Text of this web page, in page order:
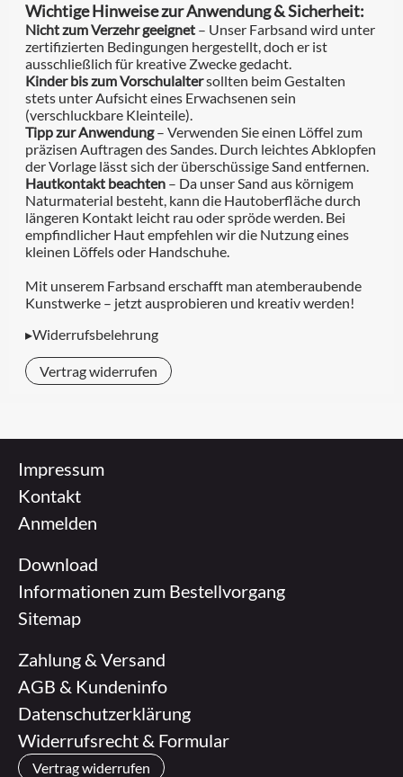
Wichtige Hinweise zur Anwendung & Sicherheit:
Nicht zum Verzehr geeignet – Unser Farbsand wird unter
zertifizierten Bedingungen hergestellt, doch er ist
ausschließlich für kreative Zwecke gedacht.
Kinder bis zum Vorschulaltersollten beim Gestalten
stets unter Aufsicht eines Erwachsenen sein
(verschluckbare Kleinteile).
Tipp zur Anwendung– Verwenden Sie einen Löffel zum
präzisen Auftragen des Sandes. Durch leichtes Abklopfen
der Vorlage lässt sich der überschüssige Sand entfernen.
Hautkontakt beachten – Da unser Sand aus körnigem
Naturmaterial besteht, kann die Hautoberfläche durch
längeren Kontakt leicht rau oder spröde werden. Bei
empfindlicher Haut empfehlen wir die Nutzung eines
kleinen Löffels oder Handschuhe.
Mit unserem Farbsand erschafft man atemberaubende
Kunstwerke – jetzt ausprobieren und kreativ werden!
▸Widerrufsbelehrung
Vertrag widerrufen
Impressum
Kontakt
Anmelden
Download
Informationen zum Bestellvorgang
Sitemap
Zahlung & Versand
AGB & Kundeninfo
Datenschutzerklärung
Widerrufsrecht & Formular
Vertrag widerrufen